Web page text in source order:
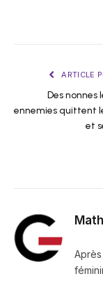
ARTICLE
Des nonnes
ennemies quittent
et